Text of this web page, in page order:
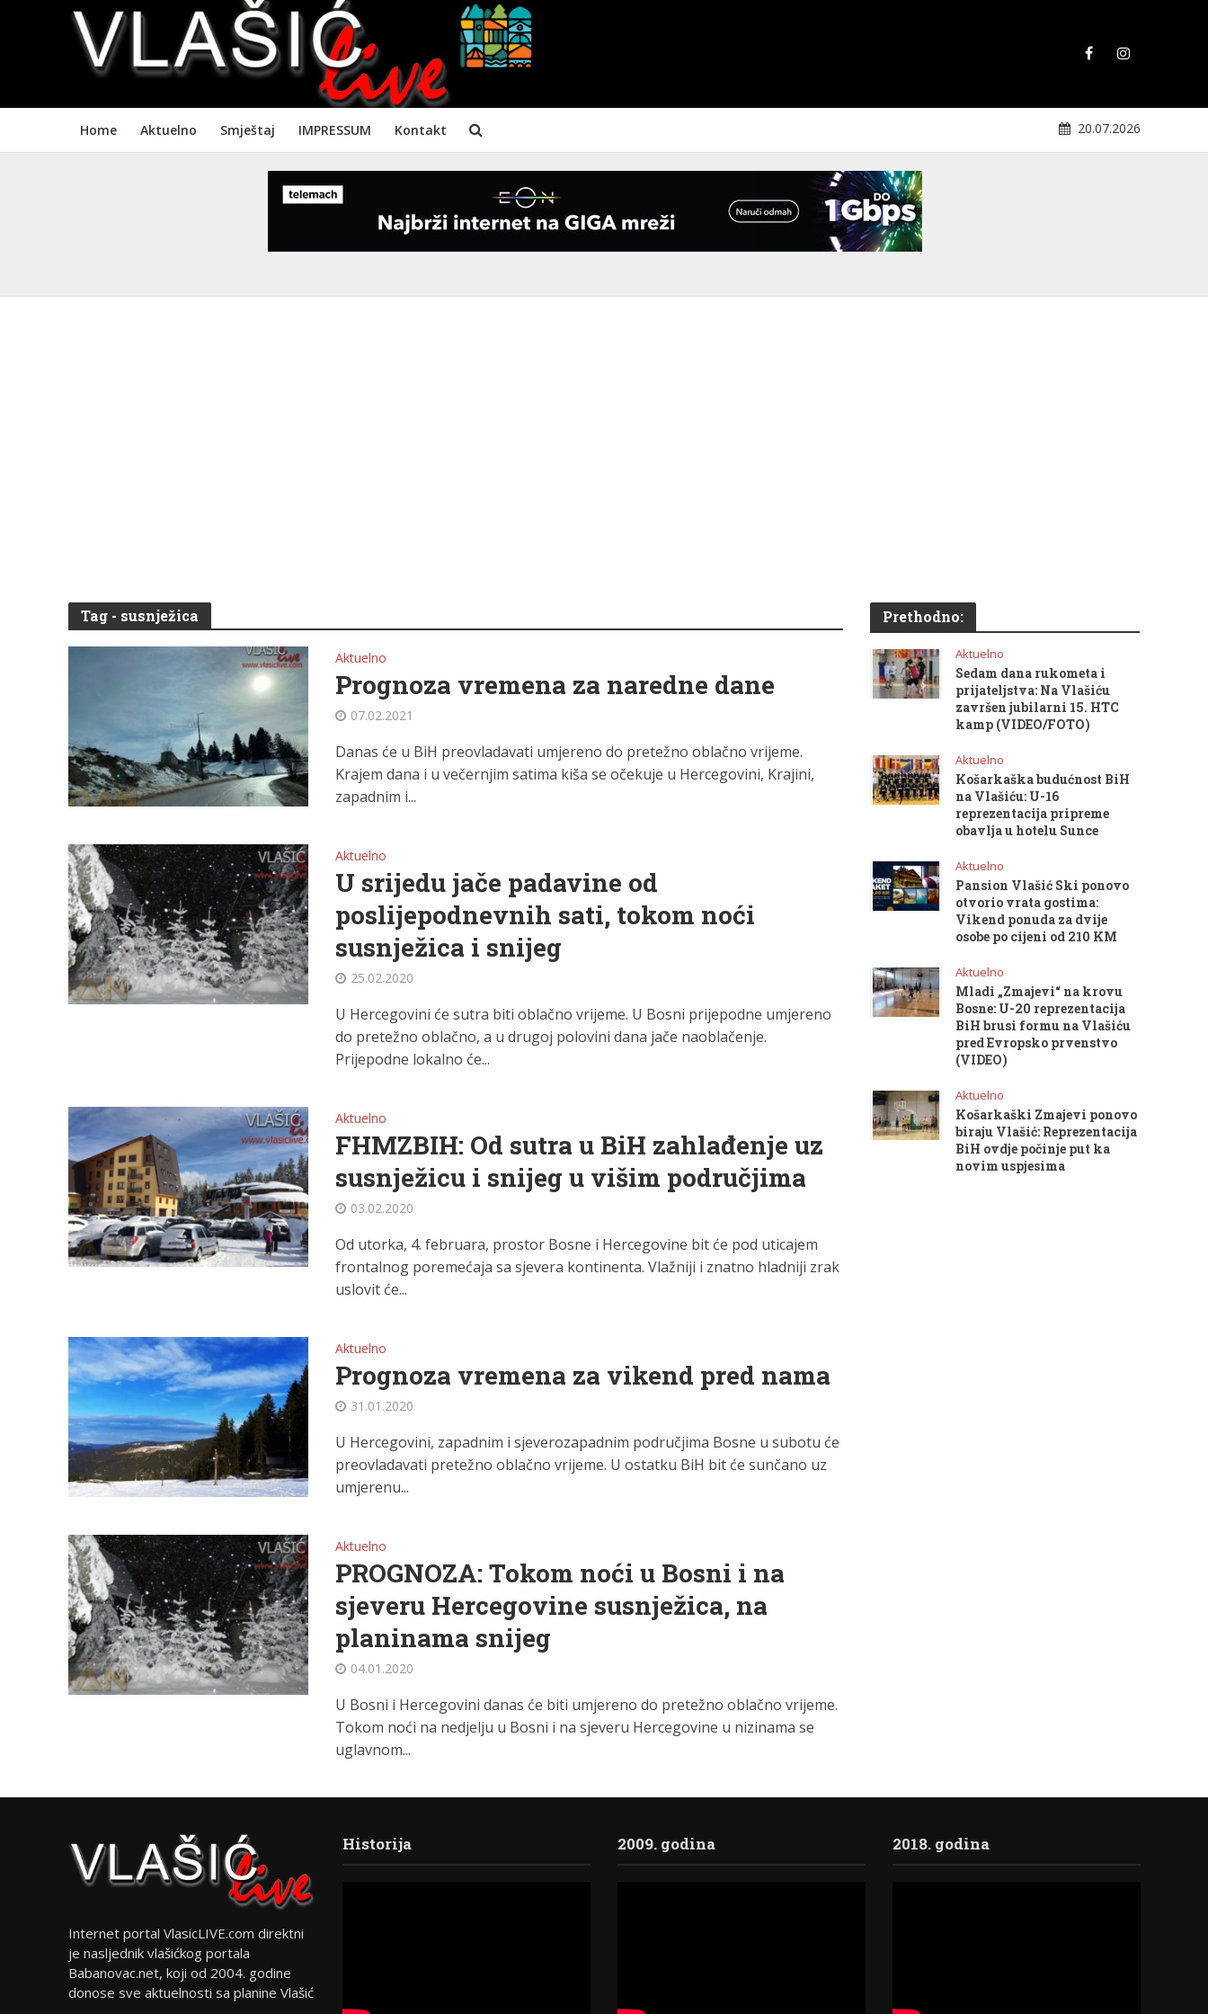
Home Aktuelno Smještaj IMPRESSUM Kontakt 20.07.2026
Tag - susnježica
Aktuelno
Prognoza vremena za naredne dane
07.02.2021
Danas će u BiH preovladavati umjereno do pretežno oblačno vrijeme.
Krajem dana i u večernjim satima kiša se očekuje u Hercegovini, Krajini,
zapadnim i...
Aktuelno
U srijedu jače padavine od
poslijepodnevnih sati, tokom noći
susnježica i snijeg
25.02.2020
U Hercegovini će sutra biti oblačno vrijeme. U Bosni prijepodne umjereno
do pretežno oblačno, a u drugoj polovini dana jače naoblačenje.
Prijepodne lokalno će...
Aktuelno
FHMZBIH: Od sutra u BiH zahlađenje uz
susnježicu i snijeg u višim područjima
03.02.2020
Od utorka, 4. februara, prostor Bosne i Hercegovine bit će pod uticajem
frontalnog poremećaja sa sjevera kontinenta. Vlažniji i znatno hladniji zrak
uslovit će...
Aktuelno
Prognoza vremena za vikend pred nama
31.01.2020
U Hercegovini, zapadnim i sjeverozapadnim područjima Bosne u subotu će
preovladavati pretežno oblačno vrijeme. U ostatku BiH bit će sunčano uz
umjerenu...
Aktuelno
PROGNOZA: Tokom noći u Bosni i na
sjeveru Hercegovine susnježica, na
planinama snijeg
04.01.2020
U Bosni i Hercegovini danas će biti umjereno do pretežno oblačno vrijeme.
Tokom noći na nedjelju u Bosni i na sjeveru Hercegovine u nizinama se
uglavnom...
Prethodno:
Aktuelno
Sedam dana rukometa i
prijateljstva: Na Vlašiću
završen jubilarni 15. HTC
kamp (VIDEO/FOTO)
Aktuelno
Košarkaška budućnost BiH
na Vlašiću: U-16
reprezentacija pripreme
obavlja u hotelu Sunce
Aktuelno
Pansion Vlašić Ski ponovo
otvorio vrata gostima:
Vikend ponuda za dvije
osobe po cijeni od 210 KM
Aktuelno
Mladi „Zmajevi“ na krovu
Bosne: U-20 reprezentacija
BiH brusi formu na Vlašiću
pred Evropsko prvenstvo
(VIDEO)
Aktuelno
Košarkaški Zmajevi ponovo
biraju Vlašić: Reprezentacija
BiH ovdje počinje put ka
novim uspjesima
Internet portal VlasicLIVE.com direktni
je nasljednik vlašićkog portala
Babanovac.net, koji od 2004. godine
donose sve aktuelnosti sa planine Vlašić
Historija 2009. godina 2018. godina